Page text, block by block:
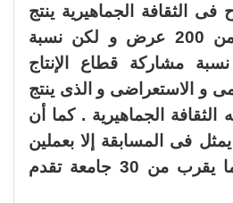
الثقافة الجماهيرية ينتج
كل عام ما يقرب من 200 عرض و لكن نسبة
مشاركة قطاع الإنتاج
و الاستعراضى و الذى ينتج
الثقافة الجماهيرية . كما أن
فى المسابقة إلا بعملين
فى حين أن هناك ما يقرب من 30 جامعة تقدم